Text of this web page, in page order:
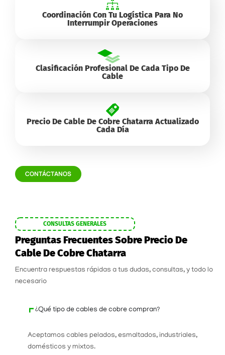
Coordinación Con Tu Logística Para No
Interrumpir Operaciones
Clasificación Profesional De Cada Tipo De
Cable
Precio De Cable De Cobre Chatarra Actualizado
Cada Día
CONTÁCTANOS
CONSULTAS GENERALES
Preguntas Frecuentes Sobre Precio De
Cable De Cobre Chatarra
Encuentra respuestas rápidas a tus dudas, consultas, y todo lo
necesario
¿Qué tipo de cables de cobre compran?
Aceptamos cables pelados, esmaltados, industriales,
domésticos y mixtos.